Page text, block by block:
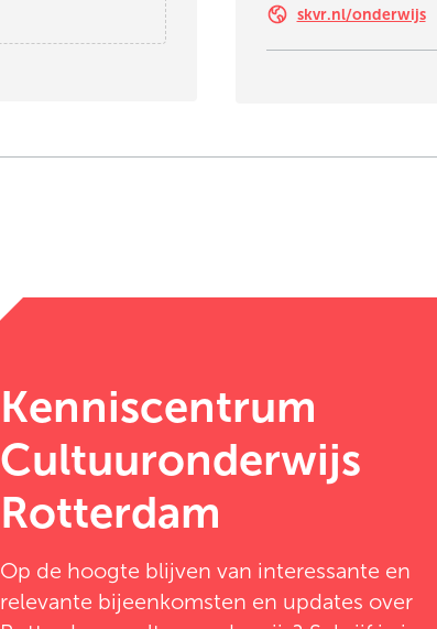
skvr.nl/onderwijs
Kenniscentrum
Cultuuronderwijs
Rotterdam
Op de hoogte blijven van interessante en
relevante bijeenkomsten en updates over